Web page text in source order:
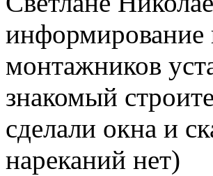
информирование
монтажников
знакомый
сделали окна и
нареканий нет)